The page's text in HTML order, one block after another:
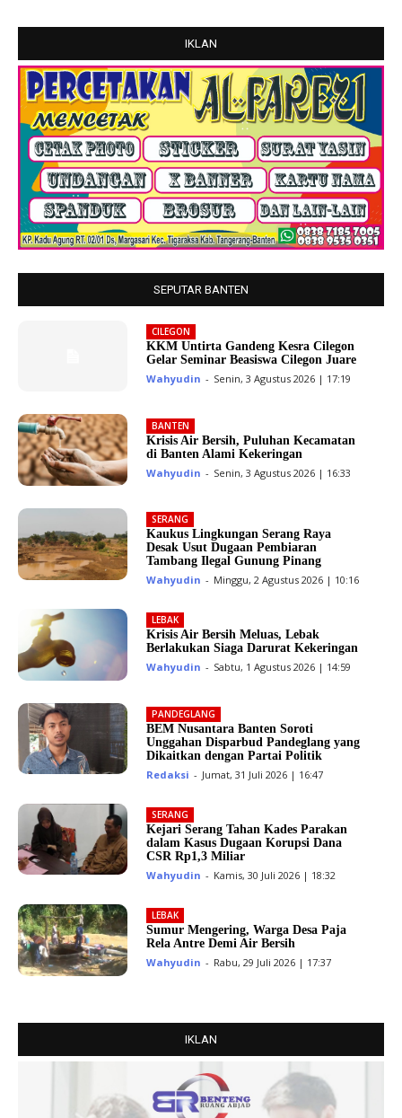
IKLAN
SEPUTAR BANTEN
CILEGON
KKM Untirta Gandeng Kesra Cilegon
Gelar Seminar Beasiswa Cilegon Juare
Wahyudin - Senin, 3 Agustus 2026 | 17:19
BANTEN
Krisis Air Bersih, Puluhan Kecamatan
di Banten Alami Kekeringan
Wahyudin - Senin, 3 Agustus 2026 | 16:33
SERANG
Kaukus Lingkungan Serang Raya
Desak Usut Dugaan Pembiaran
Tambang Ilegal Gunung Pinang
Wahyudin - Minggu, 2 Agustus 2026 | 10:16
LEBAK
Krisis Air Bersih Meluas, Lebak
Berlakukan Siaga Darurat Kekeringan
Wahyudin - Sabtu, 1 Agustus 2026 | 14:59
PANDEGLANG
BEM Nusantara Banten Soroti
Unggahan Disparbud Pandeglang yang
Dikaitkan dengan Partai Politik
Redaksi - Jumat, 31 Juli 2026 | 16:47
SERANG
Kejari Serang Tahan Kades Parakan
dalam Kasus Dugaan Korupsi Dana
CSR Rp1,3 Miliar
Wahyudin - Kamis, 30 Juli 2026 | 18:32
LEBAK
Sumur Mengering, Warga Desa Paja
Rela Antre Demi Air Bersih
Wahyudin - Rabu, 29 Juli 2026 | 17:37
IKLAN